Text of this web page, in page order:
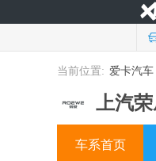
当前位置: 爱卡汽车
上汽
车系首页